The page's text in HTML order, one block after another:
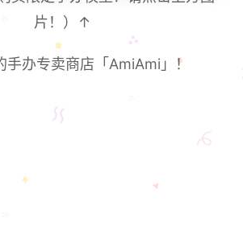
片！）↑
手办专卖商店「AmiAmi」！